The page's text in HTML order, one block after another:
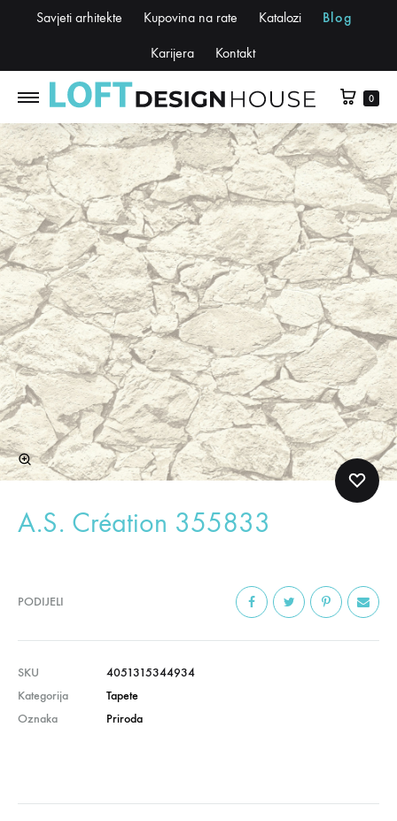
Savjeti arhitekte Kupovina na rate Katalozi Blog
Karijera Kontakt
0
A.S. Création 355833
PODIJELI
SKU
4051315344934
Kategorija
Tapete
Oznaka
Priroda